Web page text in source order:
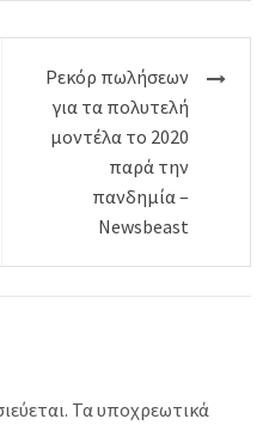
Ρεκόρ πωλήσεων
για τα πολυτελή
μοντέλα το 2020
παρά την
πανδημία –
Newsbeast
Τα υποχρεωτικά